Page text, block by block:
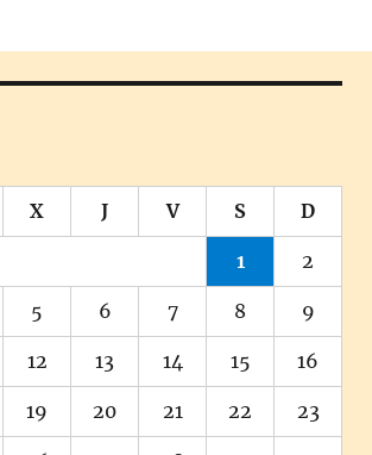
X J V S D
1 2
5 6 7 8 9
12 13 14 15 16
19 20 21 22 23